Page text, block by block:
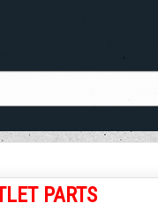
PARTS